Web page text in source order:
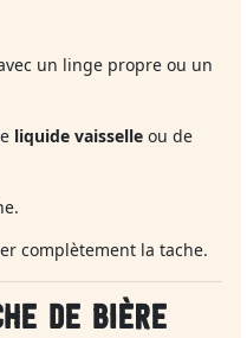
un linge propre ou un
liquide vaisselle ou de
complètement la tache.
DE BIÈRE